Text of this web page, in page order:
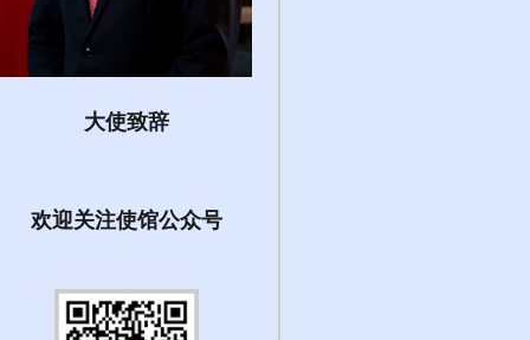
大使致辞
欢迎关注使馆公众号